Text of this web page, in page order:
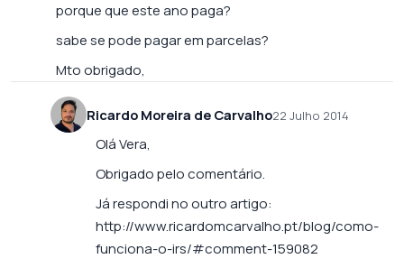
porque que este ano paga?
sabe se pode pagar em parcelas?
Mto obrigado,
Ricardo Moreira de Carvalho22 Julho 2014
Olá Vera,
Obrigado pelo comentário.
Já respondi no outro artigo:
http://www.ricardomcarvalho.pt/blog/como-
funciona-o-irs/#comment-159082